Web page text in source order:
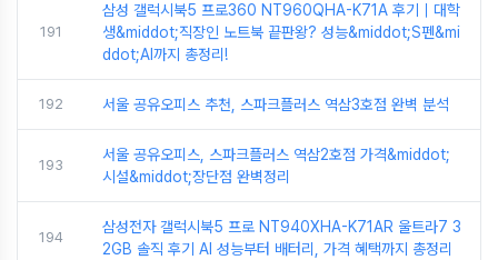
191
삼성 갤럭시북5 프로360 NT960QHA-K71A 후기｜대학
생&middot;직장인 노트북 끝판왕? 성능&middot;S펜&mi
ddot;AI까지 총정리!
192 서울 공유오피스 추천, 스파크플러스 역삼3호점 완벽 분석
193
서울 공유오피스, 스파크플러스 역삼2호점 가격&middot;
시설&middot;장단점 완벽정리
194
삼성전자 갤럭시북5 프로 NT940XHA-K71AR 울트라7 3
2GB 솔직 후기 AI 성능부터 배터리, 가격 혜택까지 총정리